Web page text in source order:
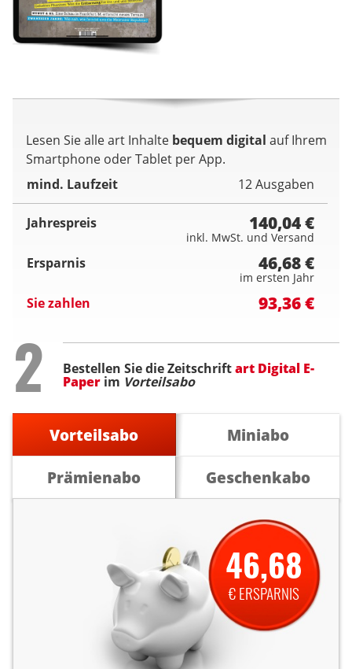
Lesen Sie alle art Inhalte bequem digital auf Ihrem
Smartphone oder Tablet per App.
mind. Laufzeit
12 Ausgaben
Jahrespreis 140,04 €
inkl. MwSt. und Versand
Ersparnis 46,68 €
im ersten Jahr
Sie zahlen 93,36 €
Step
2 Bestellen Sie die Zeitschriftart Digital E-
Paper im Vorteilsabo
Vorteilsabo
Miniabo
Prämienabo
Geschenkabo
46,68
€ ERSPARNIS